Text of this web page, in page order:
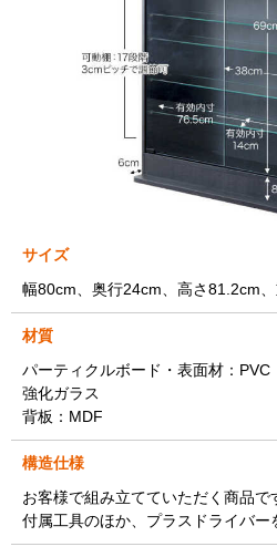
サイズ
幅80cm、奥行24cm、高さ81.2cm
材質
パーティクルボード・表面材：PVC
強化ガラス
背板：MDF
構造仕様
お客様で組み立てていただく商品で
付属工具のほか、プラスドライバー